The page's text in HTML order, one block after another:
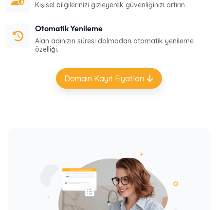
Kişisel bilgilerinizi gizleyerek güvenliğinizi artırın.
Otomatik Yenileme
Alan adınızın süresi dolmadan otomatik yenileme
özelliği.
Domain Kayıt Fiyatları